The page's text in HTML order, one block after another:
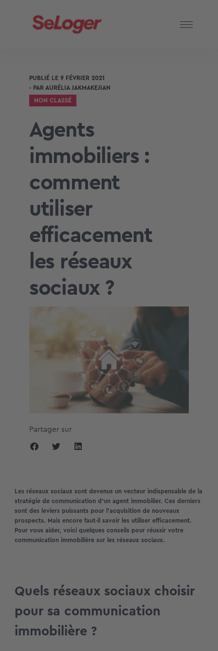
PUBLIÉ LE 9 FÉVRIER 2021
- PARAURÉLIA JAKMAKEJIAN
NON CLASSÉ
Agents
immobiliers :
comment
utiliser
efficacement
les réseaux
sociaux ?
Partager sur
Les réseaux sociaux sont devenus un vecteur indispensable de la
stratégie de communication d’un agent immobilier. Ces derniers
sont des leviers puissants pour l’acquisition de nouveaux
prospects. Mais encore faut-il savoir les utiliser efficacement.
Pour vous aider, voici quelques conseils pour réussir votre
communication immobilière sur les réseaux sociaux.
Quels réseaux sociaux choisir
pour sa communication
immobilière ?